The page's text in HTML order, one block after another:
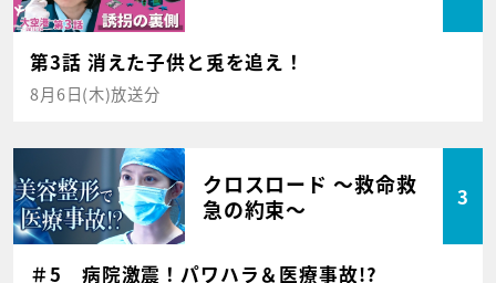
第3話 消えた子供と兎を追え！
8月6日(木)放送分
クロスロード ～救命救
急の約束～
3
＃5 病院激震！パワハラ＆医療事故!?